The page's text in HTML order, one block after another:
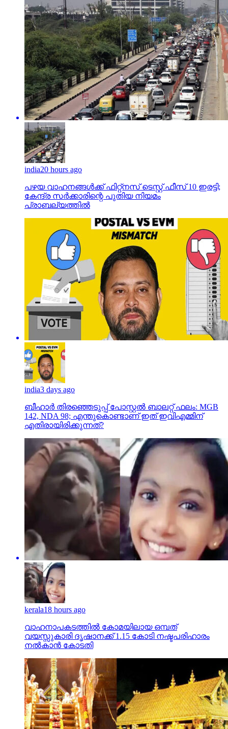
india20 hours ago
പഴയ വാഹനങ്ങള്‍ക്ക് ഫിറ്റ്‌നസ് ടെസ്റ്റ് ഫീസ് 10 ഇരട്ടി;
കേന്ദ്ര സര്‍ക്കാരിന്റെ പുതിയ നിയമം
പ്രാബല്യത്തില്‍
india3 days ago
ബീഹാർ തിരഞ്ഞെടുപ്പ് പോസ്റ്റൽ ബാലറ്റ് ഫലം: MGB
142, NDA 98; എന്തുകൊണ്ടാണ് ഇത് ഇവിഎമ്മിന്
എതിരായിരിക്കുന്നത്?
kerala18 hours ago
വാഹനാപകടത്തില്‍ കോമയിലായ ഒമ്പത്
വയസ്സുകാരി ദൃഷാനക്ക് 1.15 കോടി നഷ്ടപരിഹാരം
നല്‍കാന്‍ കോടതി